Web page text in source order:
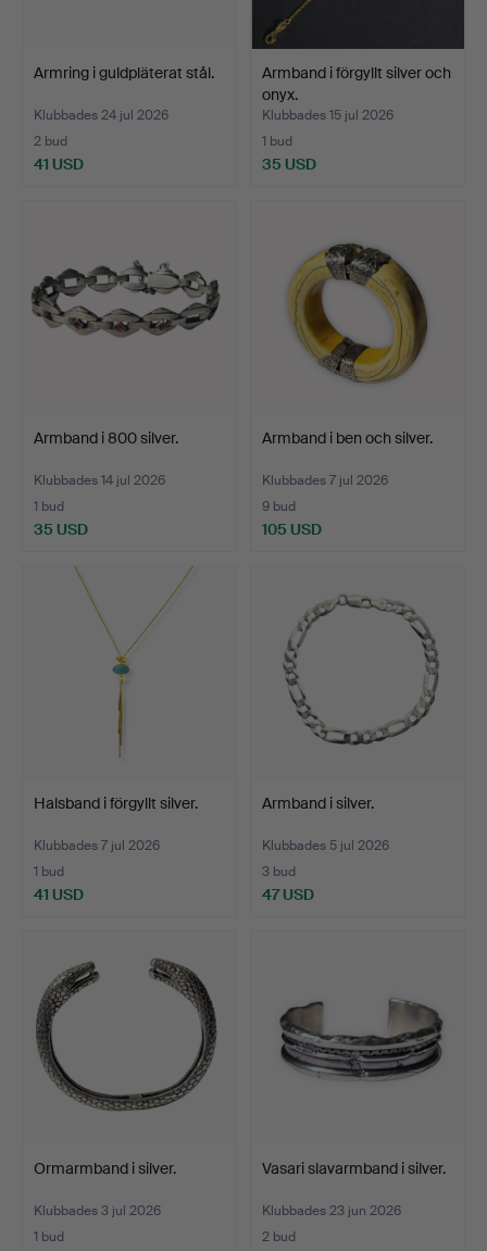
Armring i guldpläterat stål.
Klubbades 24 jul 2026
2 bud
41 USD
Armband i förgyllt silver och
onyx.
Klubbades 15 jul 2026
1 bud
35 USD
Armband i 800 silver.
Klubbades 14 jul 2026
1 bud
35 USD
Armband i ben och silver.
Klubbades 7 jul 2026
9 bud
105 USD
Halsband i förgyllt silver.
Klubbades 7 jul 2026
1 bud
41 USD
Armband i silver.
Klubbades 5 jul 2026
3 bud
47 USD
Ormarmband i silver.
Klubbades 3 jul 2026
1 bud
Vasari slavarmband i silver.
Klubbades 23 jun 2026
2 bud